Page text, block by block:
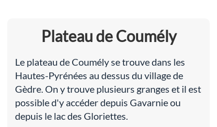
Plateau de Coumély
Le plateau de Coumély se trouve dans les
Hautes-Pyrénées au dessus du village de
Gèdre. On y trouve plusieurs granges et il est
possible d'y accéder depuis Gavarnie ou
depuis le lac des Gloriettes.